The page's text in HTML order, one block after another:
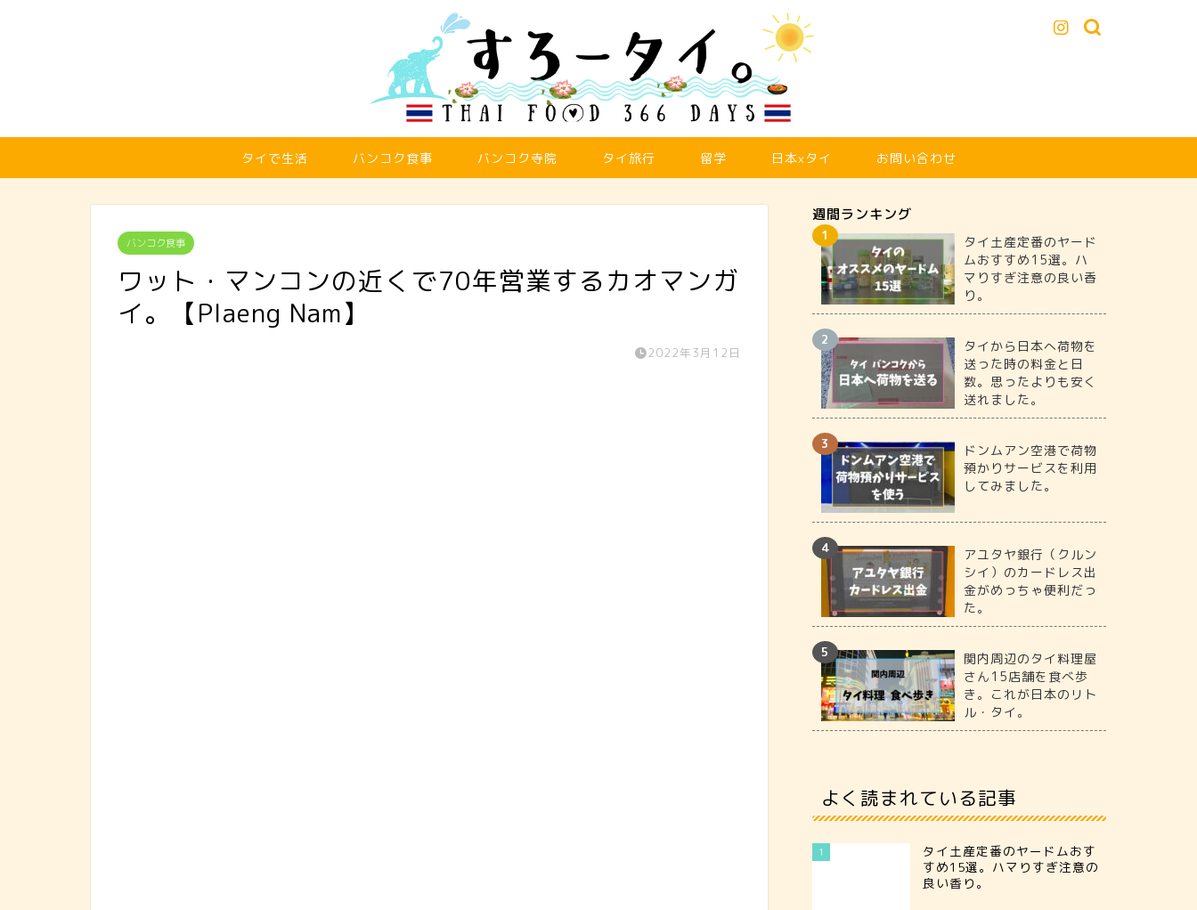
タイで生活 バンコク食事 バンコク寺院 タイ旅行 留学 日本xタイ お問い合わせ
バンコク食事
ワット・マンコンの近くで70年営業するカオマンガ
イ。【Plaeng Nam】
2022年3月12日
週間ランキング
タイ土産定番のヤード
ムおすすめ15選。ハ
マりすぎ注意の良い香
り。
タイから日本へ荷物を
送った時の料金と日
数。思ったよりも安く
送れました。
ドンムアン空港で荷物
預かりサービスを利用
してみました。
アユタヤ銀行（クルン
シイ）のカードレス出
金がめっちゃ便利だっ
た。
関内周辺のタイ料理屋
さん15店舗を食べ歩
き。これが日本のリト
ル・タイ。
よく読まれている記事
1
タイ土産定番のヤードムおす
すめ15選。ハマりすぎ注意の
良い香り。